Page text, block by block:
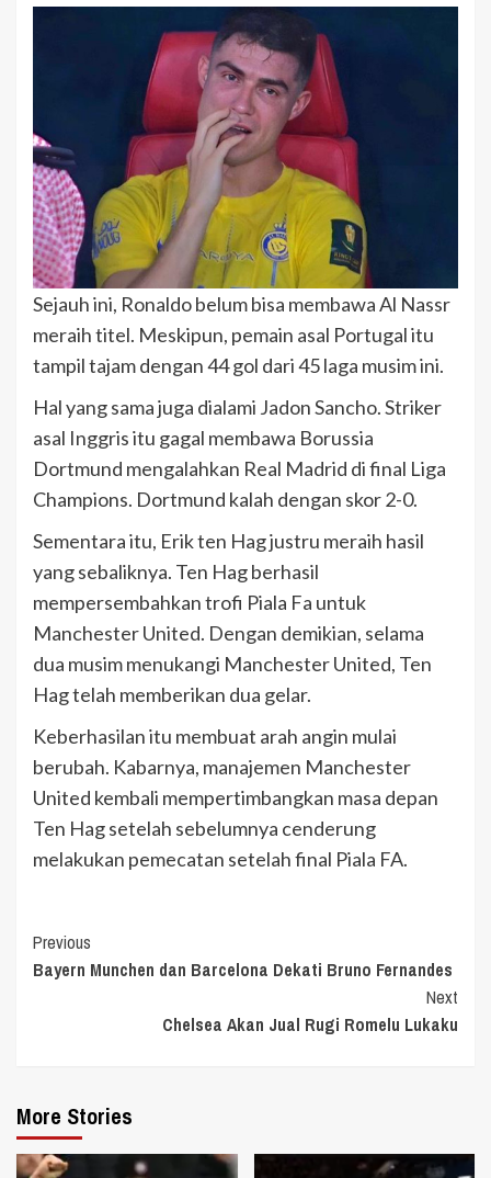
Sejauh ini, Ronaldo belum bisa membawa Al Nassr
meraih titel. Meskipun, pemain asal Portugal itu
tampil tajam dengan 44 gol dari 45 laga musim ini.
Hal yang sama juga dialami Jadon Sancho. Striker
asal Inggris itu gagal membawa Borussia
Dortmund mengalahkan Real Madrid di final Liga
Champions. Dortmund kalah dengan skor 2-0.
Sementara itu, Erik ten Hag justru meraih hasil
yang sebaliknya. Ten Hag berhasil
mempersembahkan trofi Piala Fa untuk
Manchester United. Dengan demikian, selama
dua musim menukangi Manchester United, Ten
Hag telah memberikan dua gelar.
Keberhasilan itu membuat arah angin mulai
berubah. Kabarnya, manajemen Manchester
United kembali mempertimbangkan masa depan
Ten Hag setelah sebelumnya cenderung
melakukan pemecatan setelah final Piala FA.
Continue
Reading
Previous
Bayern Munchen dan Barcelona Dekati Bruno Fernandes
Next
Chelsea Akan Jual Rugi Romelu Lukaku
More Stories